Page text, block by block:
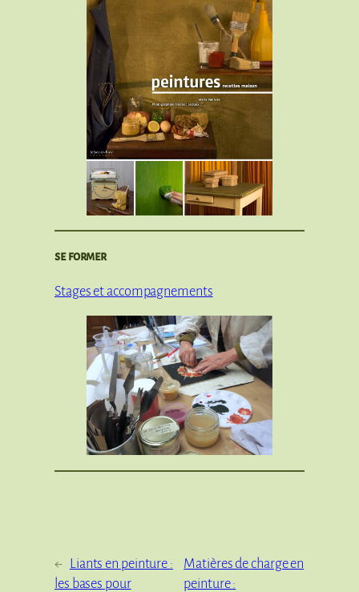
se former
Stages et accompagnements
← Liants en peinture :
les bases pour
Matières de charge en
peinture :